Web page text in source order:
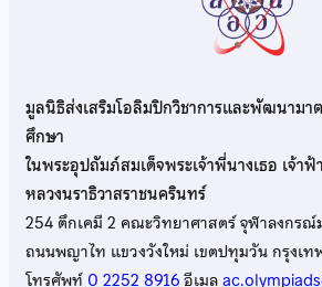
มูลนิธิส่งเสริมโอลิมปิกวิชาการและพัฒนามา
ศึกษา
ในพระอุปถัมภ์สมเด็จพระเจ้าพี่นางเธอ เจ้
หลวงนราธิวาสราชนครินทร์
254 ตึกเคมี 2 คณะวิทยาศาสตร์ จุฬาลงกรณ์
ถนนพญาไท แขวงวังใหม่ เขตปทุมวัน กรุงเ
โทรศัพท์0 2252 8916อีเมล